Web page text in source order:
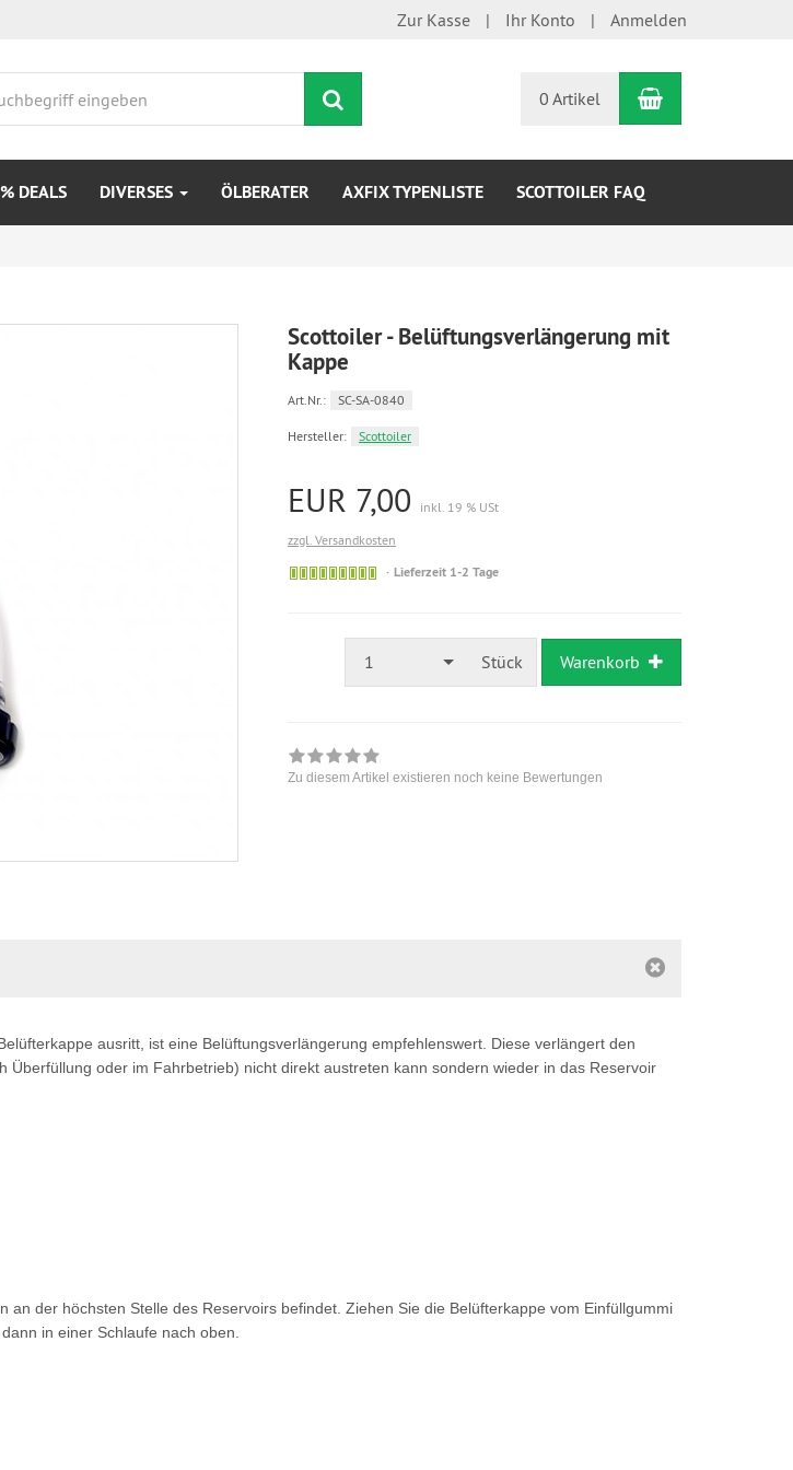
Zur Kasse Ihr Konto Anmelden
0 Artikel Warenkorb
% DEALS DIVERSES ÖLBERATER AXFIX TYPENLISTE SCOTTOILER FAQ
Scottoiler - Belüftungsverlängerung mit
Kappe
Art.Nr.: SC-SA-0840
Hersteller: Scottoiler
EUR 7,00
inkl. 19 % USt
zzgl. Versandkosten
Lieferzeit 1-2 Tage
1 Stück Warenkorb
Zu diesem Artikel existieren noch keine Bewertungen
ausritt, ist eine Belüftungsverlängerung empfehlenswert. Diese verlängert den
oder im Fahrbetrieb) nicht direkt austreten kann sondern wieder in das Reservoir
der höchsten Stelle des Reservoirs befindet. Ziehen Sie die Belüfterkappe vom Einfüllgummi
in einer Schlaufe nach oben.